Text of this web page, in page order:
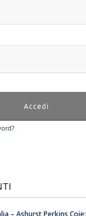
– Ashurst Perkins